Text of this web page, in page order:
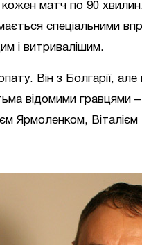
кожен матч по 90
спеціальними
і витривалішим.
Він з Болгарії,
відомими гравцями
Ярмоленком,